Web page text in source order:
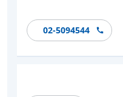
02-5094544